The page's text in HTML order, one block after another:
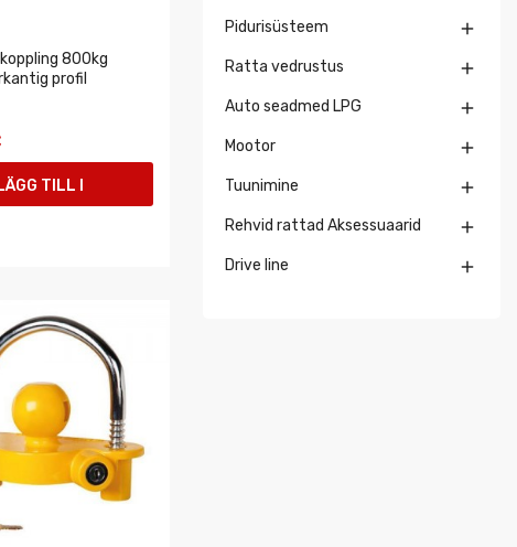
800kg
profil
TILL I
Pidurisüsteem 
Ratta vedrustus 
Auto seadmed LPG 
Mootor 
Tuunimine 
Rehvid rattad Aksessuaarid 
Drive line 